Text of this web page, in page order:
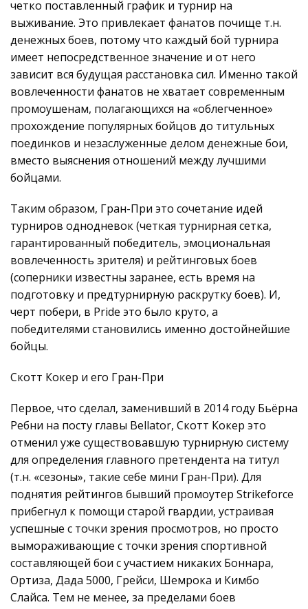
четко поставленный график и турнир на
выживание. Это привлекает фанатов почище т.н.
денежных боев, потому что каждый бой турнира
имеет непосредственное значение и от него
зависит вся будущая расстановка сил. Именно такой
вовлеченности фанатов не хватает современным
промоушенам, полагающихся на «облегченное»
прохождение популярных бойцов до титульных
поединков и незаслуженные делом денежные бои,
вместо выяснения отношений между лучшими
бойцами.
Таким образом, Гран-При это сочетание идей
турниров однодневок (четкая турнирная сетка,
гарантированный победитель, эмоциональная
вовлеченность зрителя) и рейтинговых боев
(соперники известны заранее, есть время на
подготовку и предтурнирную раскрутку боев). И,
черт побери, в Pride это было круто, а
победителями становились именно достойнейшие
бойцы.
Скотт Кокер и его Гран-При
Первое, что сделал, заменивший в 2014 году Бьёрна
Ребни на посту главы Bellator, Скотт Кокер это
отменил уже существовавшую турнирную систему
для определения главного претендента на титул
(т.н. «сезоны», такие себе мини Гран-При). Для
поднятия рейтингов бывший промоутер Strikeforce
прибегнул к помощи старой гвардии, устраивая
успешные с точки зрения просмотров, но просто
вымораживающие с точки зрения спортивной
составляющей бои с участием никаких Боннара,
Ортиза, Дада 5000, Грейси, Шемрока и Кимбо
Слайса. Тем не менее, за пределами боев